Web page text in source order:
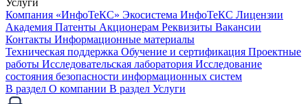
Услуги
Компания «ИнфоТеКС» Экосистема ИнфоТеКС Лицензии
Академия Патенты Акционерам Реквизиты Вакансии
Контакты Информационные материалы
Техническая поддержка Обучение и сертификация Проектные
работы Исследовательская лаборатория Исследование
состояния безопасности информационных систем
В раздел О компании В раздел Услуги